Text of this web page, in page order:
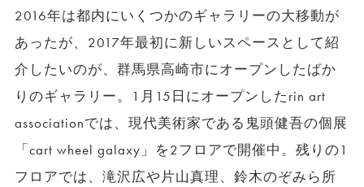
2016年は都内にいくつかのギャラリーの大移動が
あったが、2017年最初に新しいスペースとして紹
介したいのが、群馬県高崎市にオープンしたばか
りのギャラリー。1月15日にオープンしたrin art
associationでは、現代美術家である鬼頭健吾の個展
「cart wheel galaxy」を2フロアで開催中。残りの1
フロアでは、滝沢広や片山真理、鈴木のぞみら所